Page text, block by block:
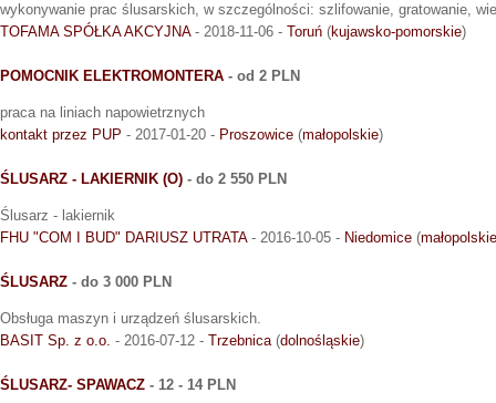
wykonywanie prac ślusarskich, w szczególności: szlifowanie, gratowanie,
TOFAMA SPÓŁKA AKCYJNA- 2018-11-06 - Toruń (kujawsko-pomorskie)
POMOCNIK ELEKTROMONTERA - od 2 PLN
praca na liniach napowietrznych
kontakt przez PUP - 2017-01-20 - Proszowice (małopolskie)
ŚLUSARZ - LAKIERNIK (O) - do 2 550 PLN
Ślusarz - lakiernik
FHU "COM I BUD" DARIUSZ UTRATA- 2016-10-05 - Niedomice (małopolskie
ŚLUSARZ - do 3 000 PLN
Obsługa maszyn i urządzeń ślusarskich.
BASIT Sp. z o.o. - 2016-07-12 - Trzebnica(dolnośląskie)
ŚLUSARZ- SPAWACZ - 12 - 14 PLN